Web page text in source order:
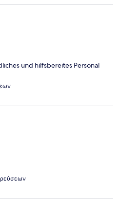
und hilfsbereites Personal